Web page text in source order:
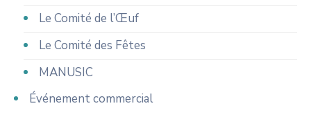
Le Comité de l’Œuf
Le Comité des Fêtes
MANUSIC
Événement commercial